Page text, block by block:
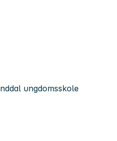
ungdomsskole